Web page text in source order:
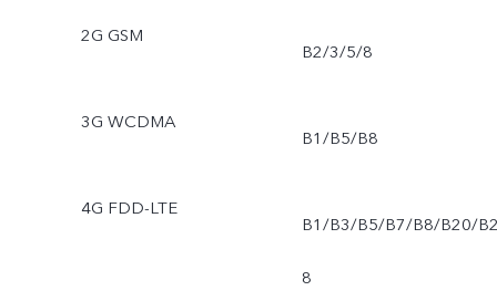
2G GSM
B2/3/5/8
3G WCDMA
B1/B5/B8
4G FDD-LTE
B1/B3/B5/B7/B8/B20/
8